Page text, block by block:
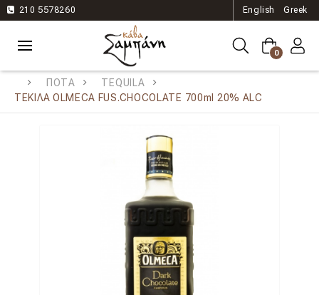
210 5578260 English Greek
0
ΠΟΤΑ
TEQUILA
ΤΕΚΙΛΑ OLMECA FUS.CHOCOLATE 700ml 20% ALC